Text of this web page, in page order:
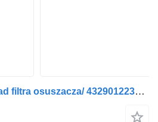
Temsa HD/Euro 6/Wkład filtra osuszacza/ 4329012232 lufttorkare till buss